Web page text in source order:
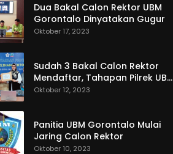
Dua Bakal Calon Rektor UBM
Gorontalo Dinyatakan Gugur
Oktober 17, 2023
Sudah 3 Bakal Calon Rektor
Mendaftar, Tahapan Pilrek UBM
Gorontalo Makin Seru
Oktober 12, 2023
Panitia UBM Gorontalo Mulai
Jaring Calon Rektor
Oktober 10, 2023